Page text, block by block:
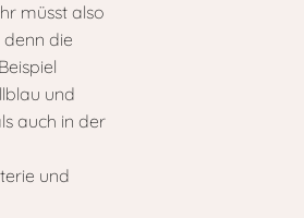
müsst also
die
und
auch in der
und